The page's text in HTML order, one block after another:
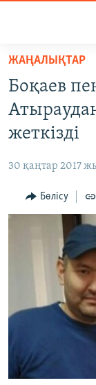
Skip
main
content
to
main
Navigation
to
САЯСАТ
AZATTYQTV
АДАМ
ӘЛЕУМЕТ
АРНАЙЫ
ЖАЗЫЛЫҢЫЗ
ЖАҢАЛЫҚТАР
Боқаев
жеткізді
30 қаңтар 2017
Бөлісу